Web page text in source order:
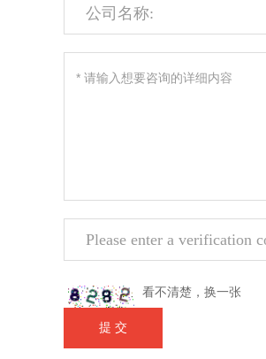
看不清楚，换一张
提 交